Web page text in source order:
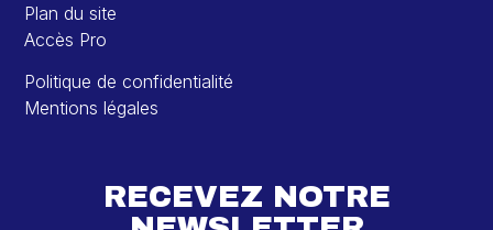
Plan du site
Accès Pro
Politique de confidentialité
Mentions légales
RECEVEZ NOTRE